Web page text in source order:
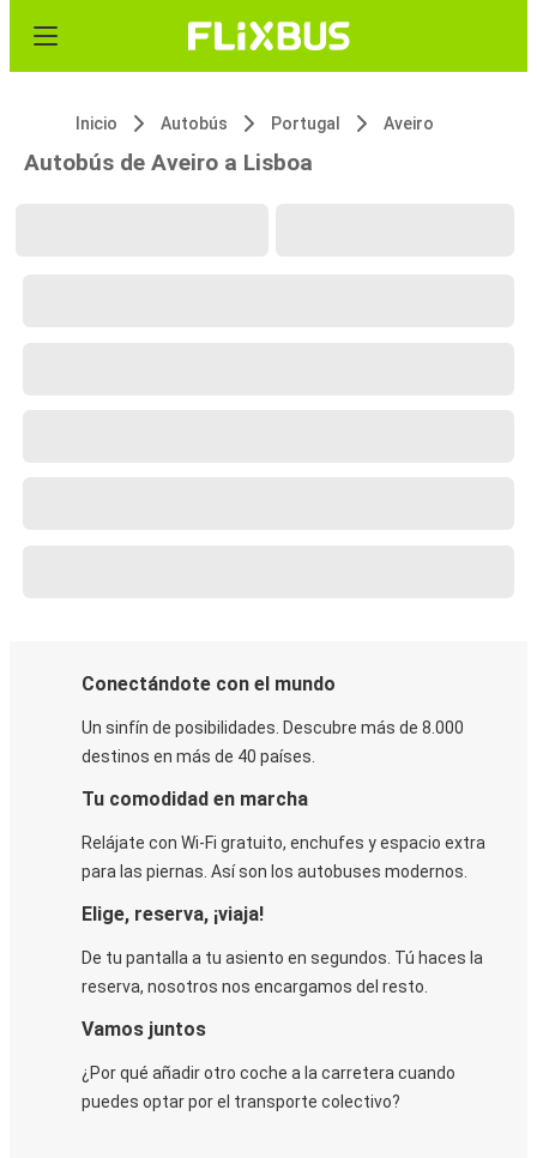
Inicio Autobús Portugal Aveiro
Autobús de Aveiro a Lisboa
Conectándote con el mundo
Un sinfín de posibilidades. Descubre más de 8.000
destinos en más de 40 países.
Tu comodidad en marcha
Relájate con Wi-Fi gratuito, enchufes y espacio extra
para las piernas. Así son los autobuses modernos.
Elige, reserva, ¡viaja!
De tu pantalla a tu asiento en segundos. Tú haces la
reserva, nosotros nos encargamos del resto.
Vamos juntos
¿Por qué añadir otro coche a la carretera cuando
puedes optar por el transporte colectivo?